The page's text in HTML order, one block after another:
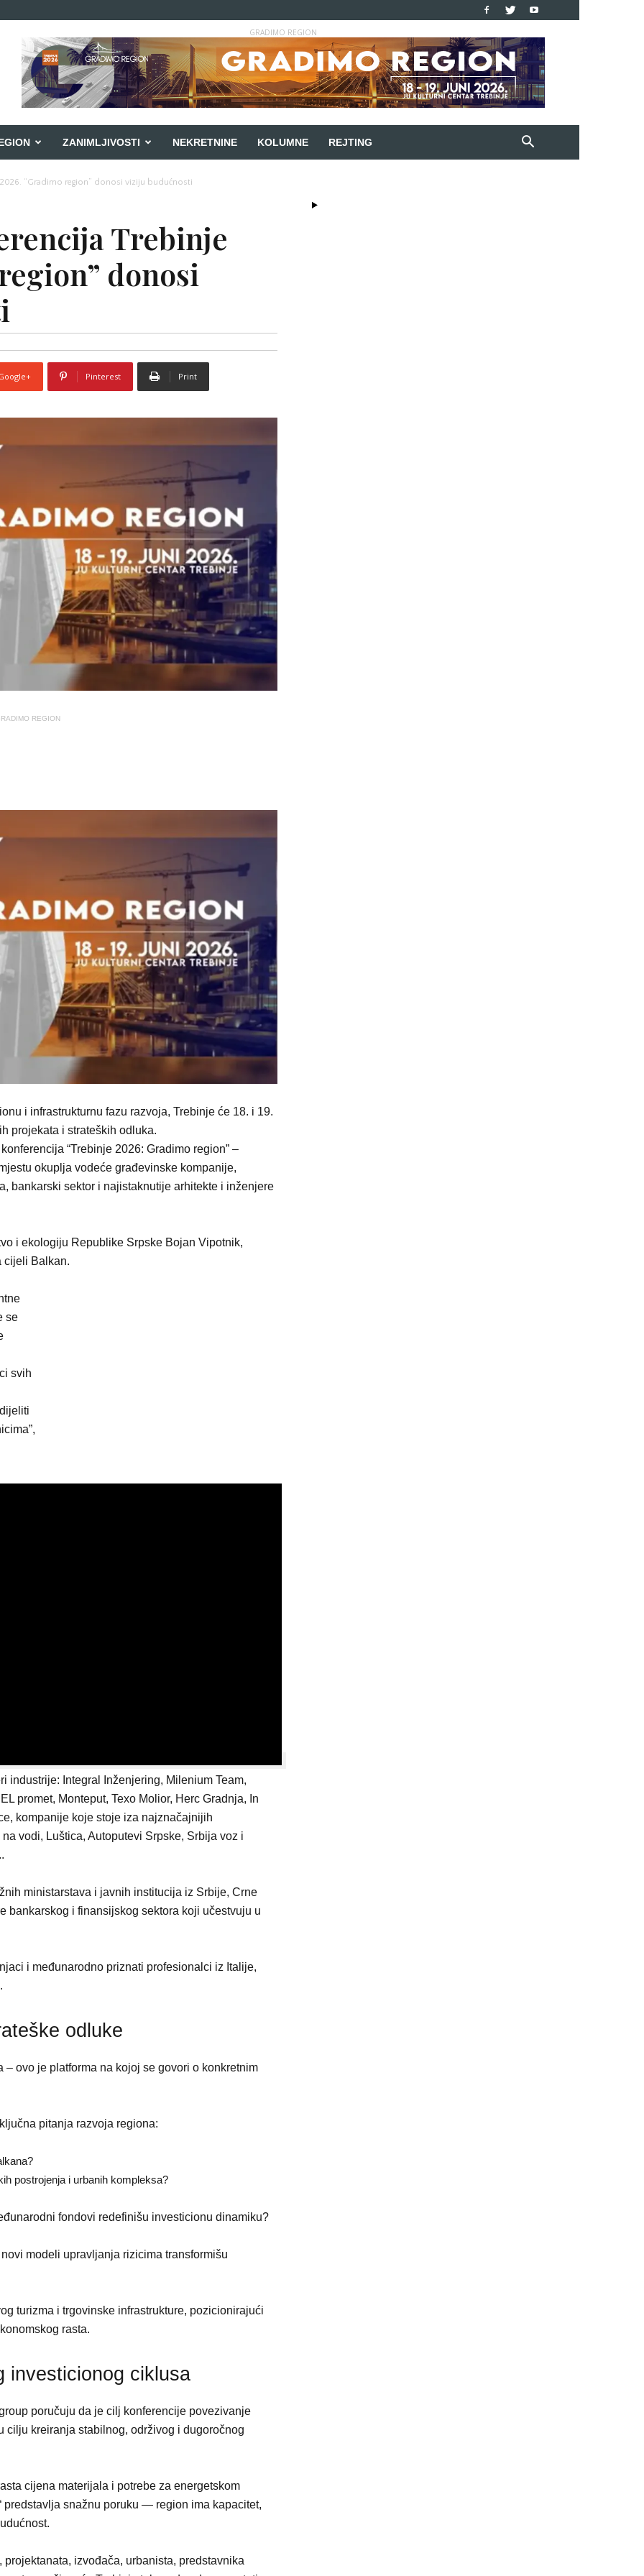
GRADIMO REGION
ZANIMLJIVOSTI NEKRETNINE KOLUMNE REJTING
2026. “Gradimo region” donosi viziju budućnosti
Trebinje
donosi
Pinterest Print
REGION
i infrastrukturnu fazu razvoja, Trebinje će 18. i 19.
projekata i strateških odluka.
“Trebinje 2026: Gradimo region” –
okuplja vodeće građevinske kompanije,
bankarski sektor i najistaknutije arhitekte i inženjere
i ekologiju Republike Srpske Bojan Vipotnik,
cijeli Balkan.
se
svih
industrije: Integral Inženjering, Milenium Team,
promet, Monteput, Texo Molior, Herc Gradnja, In
kompanije koje stoje iza najznačajnijih
vodi, Luštica, Autoputevi Srpske, Srbija voz i
ministarstava i javnih institucija iz Srbije, Crne
bankarskog i finansijskog sektora koji učestvuju u
i međunarodno priznati profesionalci iz Italije,
odluke
ovo je platforma na kojoj se govori o konkretnim
pitanja razvoja regiona:
postrojenja i urbanih kompleksa?
fondovi redefinišu investicionu dinamiku?
modeli upravljanja rizicima transformišu
turizma i trgovinske infrastrukture, pozicionirajući
rasta.
investicionog ciklusa
poručuju da je cilj konferencije povezivanje
cilju kreiranja stabilnog, održivog i dugoročnog
cijena materijala i potrebe za energetskom
predstavlja snažnu poruku — region ima kapacitet,
izvođača, urbanista, predstavnika